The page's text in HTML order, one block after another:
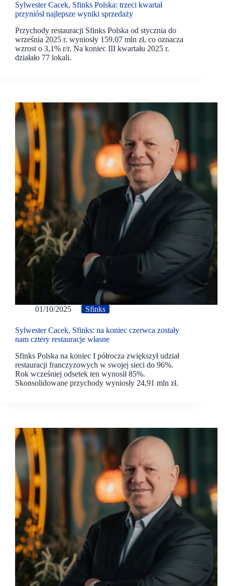
Sylwester Cacek, Sfinks Polska: trzeci kwartał
przyniósł najlepsze wyniki sprzedaży
Przychody restauracji Sfinks Polska od stycznia do
września 2025 r. wyniosły 159,07 mln zł, co oznacza
wzrost o 3,1% r/r. Na koniec III kwartału 2025 r.
działało 77 lokali.
01/10/2025 Sfinks
Sylwester Cacek, Sfinks: na koniec czerwca zostały
nam cztery restauracje własne
Sfinks Polska na koniec I półrocza zwiększył udział
restauracji franczyzowych w swojej sieci do 96%.
Rok wcześniej odsetek ten wynosił 85%.
Skonsolidowane przychody wyniosły 24,91 mln zł.